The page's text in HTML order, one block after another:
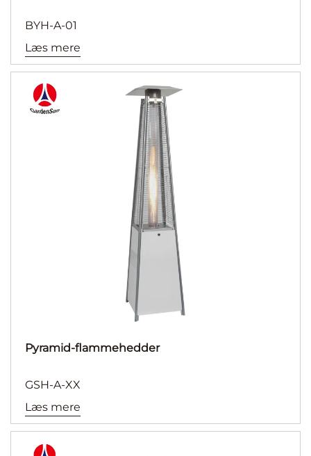
BYH-A-01
Læs mere
Pyramid-flammehedder
GSH-A-XX
Læs mere